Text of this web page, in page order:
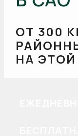
ОТ 300
НА ЭТОЙ